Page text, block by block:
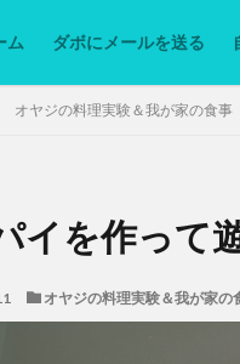
ム ダボにメールを送る
オヤジの料理実験＆我が家の食事
イを作って
オヤジの料理実験＆我が家の
カテゴ